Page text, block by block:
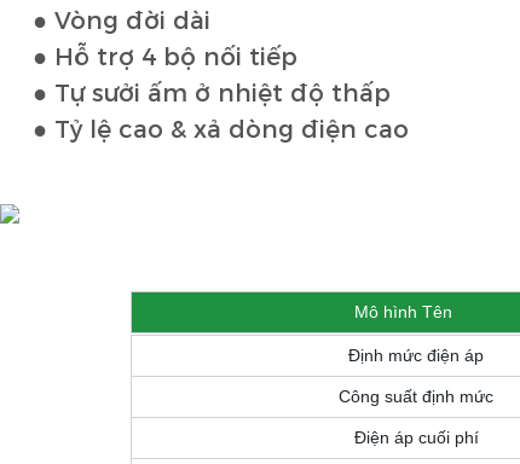
● Vòng đời dài
● Hỗ trợ 4 bộ nối tiếp
● Tự sưởi ấm ở nhiệt độ thấp
● Tỷ lệ cao & xả dòng điện cao
Mô hình Tên
Định mức điện áp
Công suất định mức
Điện áp cuối phí